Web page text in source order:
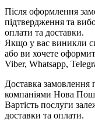
Після оформлення
підтвердження та
оплати та доставки.
Якщо у вас виникли
або ви хочете
Viber, Whatsapp,
Доставка замовлення
компаніями Нова
Вартість послуги
доставки та оплати.